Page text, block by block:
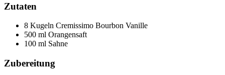
Zutaten
8 Kugeln Cremissimo Bourbon Vanille
500 ml Orangensaft
100 ml Sahne
Zubereitung